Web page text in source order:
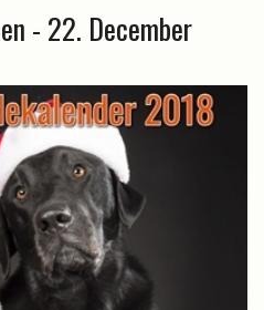
- 22. December